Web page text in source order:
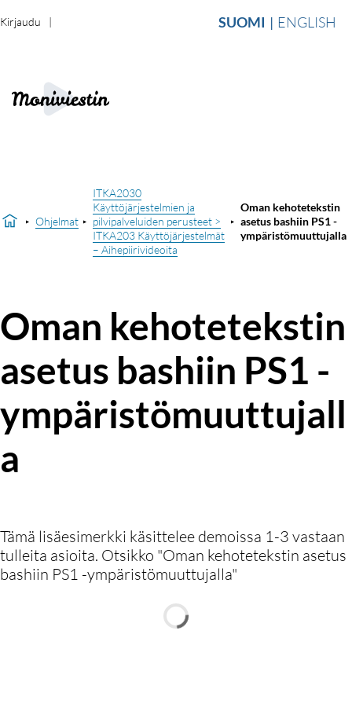
SUOMI ENGLISH
Kirjaudu
Ohjelmat
ITKA2030
Käyttöjärjestelmien ja
pilvipalveluiden perusteet >
ITKA203 Käyttöjärjestelmät
– Aihepiirivideoita
Oman kehotetekstin
asetus bashiin PS1 -
ympäristömuuttujalla
Oman kehotetekstin
asetus bashiin PS1 -
ympäristömuuttujall
a
Tämä lisäesimerkki käsittelee demoissa 1-3 vastaan
tulleita asioita. Otsikko "Oman kehotetekstin asetus
bashiin PS1 -ympäristömuuttujalla"